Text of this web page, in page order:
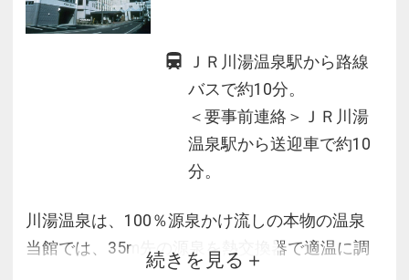
ＪＲ川湯温泉駅から路線
バスで約10分。
＜要事前連絡＞ＪＲ川湯
温泉駅から送迎車で約10
分。
川湯温泉は、100％源泉かけ流しの本物の温泉
当館では、35m先の源泉を熱交換器で適温に調
整したのち、加水したり循環する事なく、その
続きを見る